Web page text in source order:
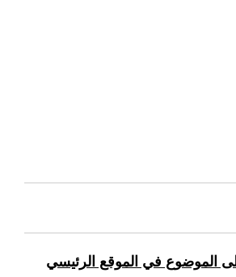
الموضوع في الموقع الرئيسي